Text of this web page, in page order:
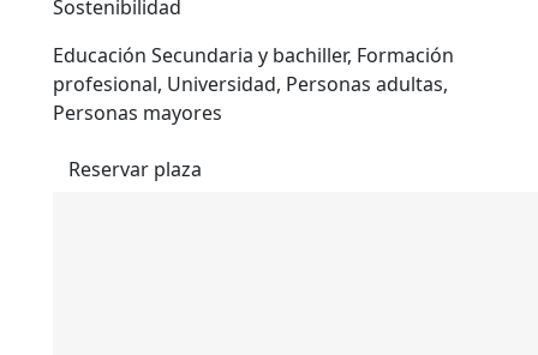
Sostenibilidad
Educación Secundaria y bachiller, Formación
profesional, Universidad, Personas adultas,
Personas mayores
Reservar plaza